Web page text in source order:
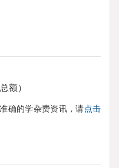
额）
确的学杂费资讯，请点击